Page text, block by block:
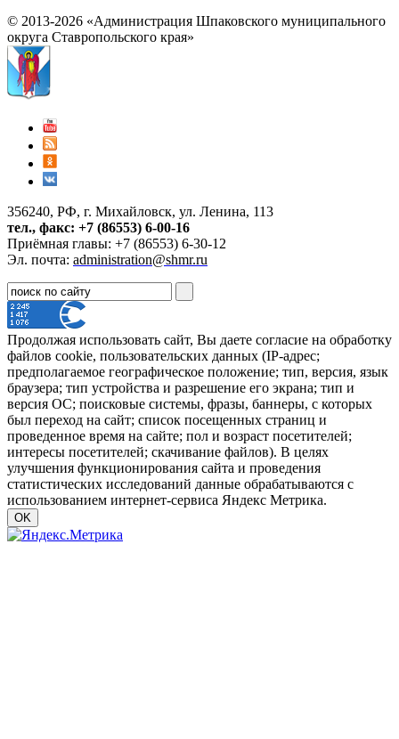
© 2013-2026 «Администрация Шпаковского муниципального
округа Ставропольского края»
356240, РФ, г. Михайловск, ул. Ленина, 113
тел., факс: +7 (86553) 6-00-16
Приёмная главы: +7 (86553) 6-30-12
Эл. почта: administration@shmr.ru
Продолжая использовать сайт, Вы даете согласие на обработку
файлов cookie, пользовательских данных (IP-адрес;
предполагаемое географическое положение; тип, версия, язык
браузера; тип устройства и разрешение его экрана; тип и
версия ОС; поисковые системы, фразы, баннеры, с которых
был переход на сайт; список посещенных страниц и
проведенное время на сайте; пол и возраст посетителей;
интересы посетителей; скачивание файлов). В целях
улучшения функционирования сайта и проведения
статистических исследований данные обрабатываются с
использованием интернет-сервиса Яндекс Метрика.
OK